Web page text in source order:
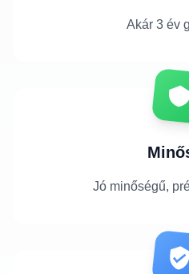
Akár 3 év
Jó minőségű,